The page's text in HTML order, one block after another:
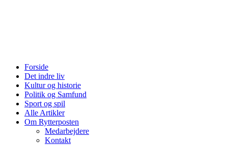
Forside
Det indre liv
Kultur og historie
Politik og Samfund
Sport og spil
Alle Artikler
Om Rytterposten
Medarbejdere
Kontakt